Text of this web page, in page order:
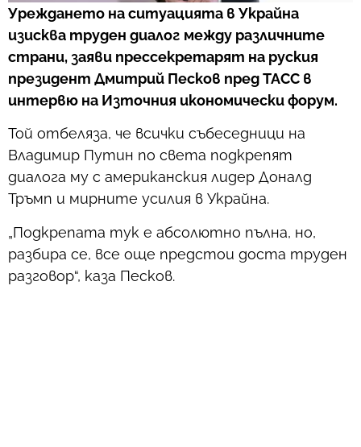
Уреждането на ситуацията в Украйна
изисква труден диалог между различните
страни, заяви прессекретарят на руския
президент Дмитрий Песков пред ТАСС в
интервю на Източния икономически форум.
Той отбеляза, че всички събеседници на
Владимир Путин по света подкрепят
диалога му с американския лидер Доналд
Тръмп и мирните усилия в Украйна.
„Подкрепата тук е абсолютно пълна, но,
разбира се, все още предстои доста труден
разговор“, каза Песков.